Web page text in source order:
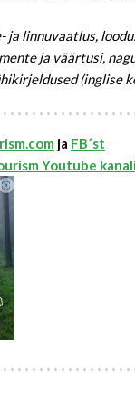
ja linnuvaatlus,
ja väärtusi,
(inglise
ja FB´st
Youtube